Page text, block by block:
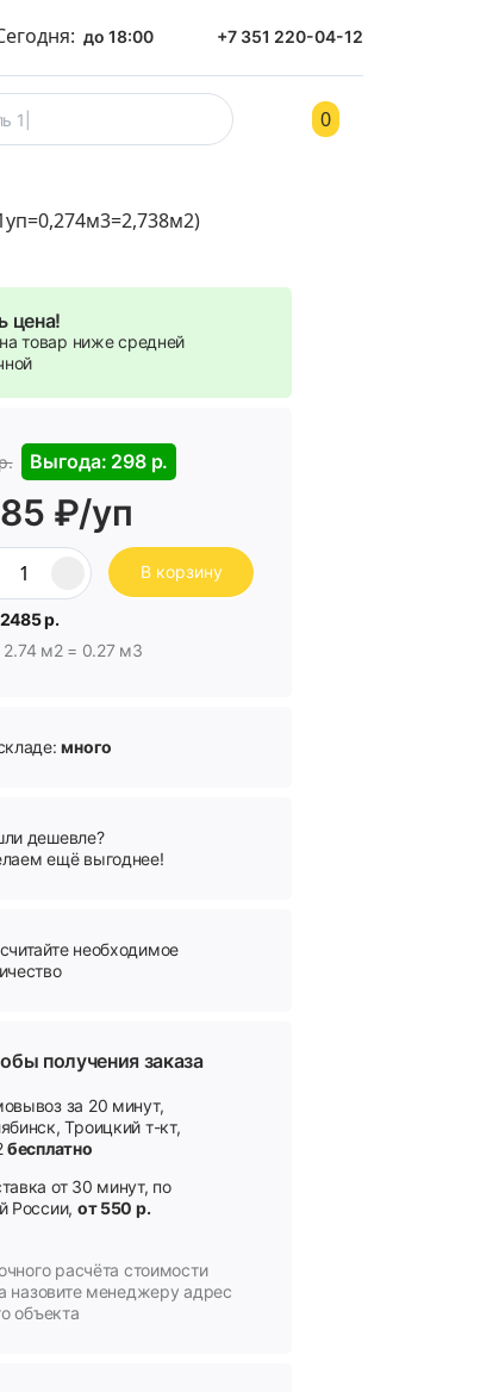
до 18:00 +7 351 220-04-12
Контакты 0
цена!
товар ниже средней
Выгода: 298 р.
₽/уп
В корзину
2485 р.
2.74 м2 = 0.27 м3
много
дешевле?
ещё выгоднее!
необходимое
получения заказа
за 20 минут,
Троицкий т-кт,
бесплатно
от 30 минут, по
России, от 550 р.
расчёта стоимости
назовите менеджеру адрес
объекта